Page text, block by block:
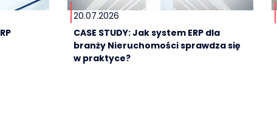
20.07.2026
CASE STUDY: Jak system ERP dla
branży Nieruchomości sprawdza się
w praktyce?